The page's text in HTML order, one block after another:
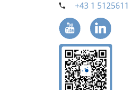
+43 1